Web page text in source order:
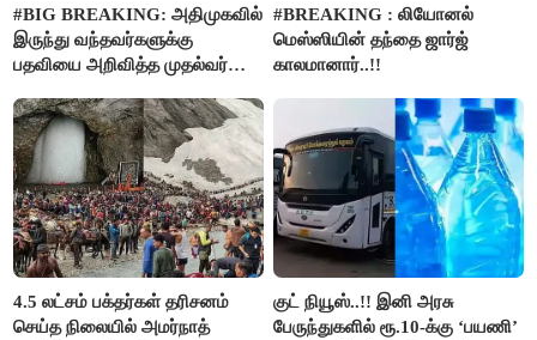
#BIG BREAKING: அதிமுகவில்
இருந்து வந்தவர்களுக்கு
பதவியை அறிவித்த முதல்வர்
#BREAKING : லியோனல்
மெஸ்ஸியின் தந்தை ஜார்ஜ்
காலமானார்..!!
4.5 லட்சம் பக்தர்கள் தரிசனம்
செய்த நிலையில் அமர்நாத்
குட் நியூஸ்..!! இனி அரசு
பேருந்துகளில் ரூ.10-க்கு ‘பயணி’